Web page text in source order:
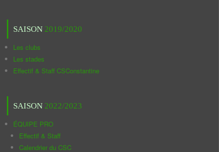
SAISON 2019/2020
Les clubs
Les stades
Effectif & Staff CSConstantine
SAISON 2022/2023
ÉQUIPE PRO
Effectif & Staff
Calendrier du CSC